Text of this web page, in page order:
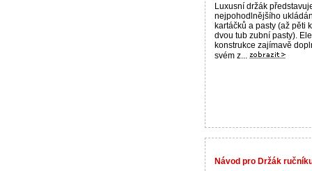
Luxusní držák
nejpohodlnějšího
kartáčků a pasty (až pěti
dvou tub zubní pasty).
konstrukce zajímavě
svém z...
Návod pro Držák